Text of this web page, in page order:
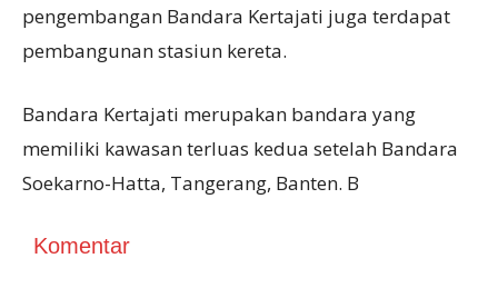
pengembangan Bandara Kertajati juga terdapat
pembangunan stasiun kereta.
Bandara Kertajati merupakan bandara yang
memiliki kawasan terluas kedua setelah Bandara
Soekarno-Hatta, Tangerang, Banten. B
Komentar